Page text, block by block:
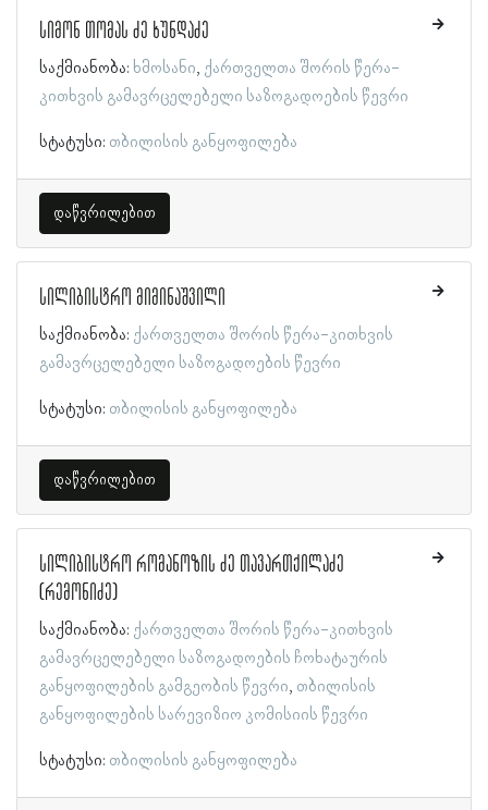
სიმონ თომას ძე ხუნდაძე
საქმიანობა: ხმოსანი ქართველთა შორის წერა-
კითხვის გამავრცელებელი საზოგადოების წევრი
სტატუსი: თბილისის განყოფილება
დაწვრილებით
სილიბისტრო მიმინაშვილი
საქმიანობა: ქართველთა შორის წერა-კითხვის
გამავრცელებელი საზოგადოების წევრი
სტატუსი: თბილისის განყოფილება
დაწვრილებით
სილიბისტრო რომანოზის ძე თავართქილაძე
(რემონიძე)
საქმიანობა: ქართველთა შორის წერა-კითხვის
გამავრცელებელი საზოგადოების ჩოხატაურის
განყოფილების გამგეობის წევრი თბილისის
განყოფილების სარევიზიო კომისიის წევრი
სტატუსი: თბილისის განყოფილება